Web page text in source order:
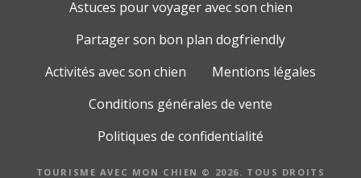
Astuces pour voyager avec son chien
Partager son bon plan dogfriendly
Activités avec son chien
Mentions légales
Conditions générales de vente
Politiques de confidentialité
TOURISME AVEC MON CHIEN © 2026. TOUS DROITS